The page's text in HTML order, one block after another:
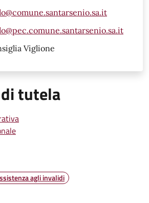
Viglione
tutela
agli invalidi